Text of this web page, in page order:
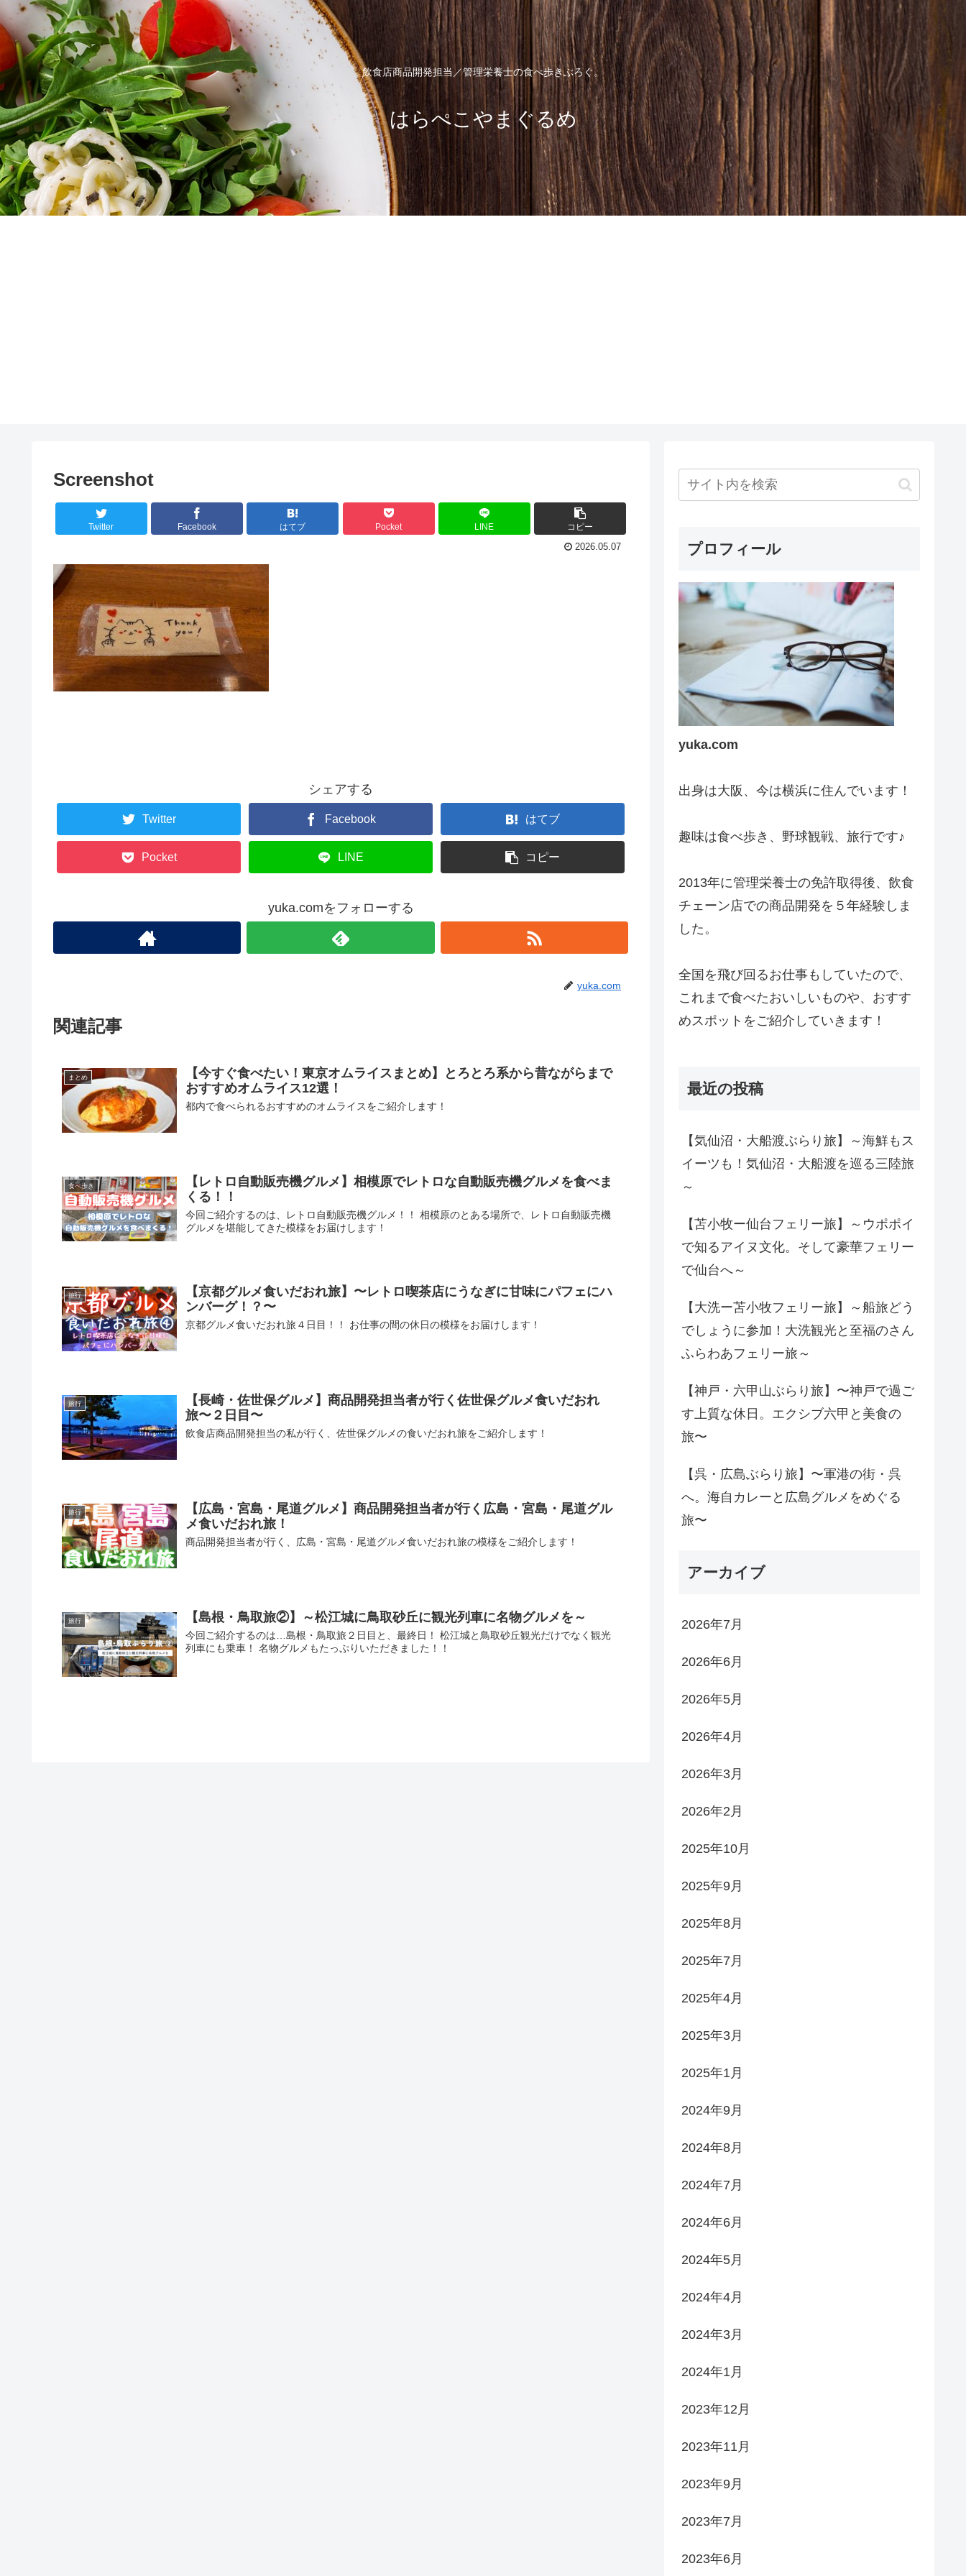
飲食店商品開発担当／管理栄養士の食べ歩きぶろぐ。
はらぺこやまぐるめ
Screenshot
Twitter Facebook はてブ Pocket LINE コピー
2026.05.07
シェアする
Twitter Facebook はてブ
Pocket LINE コピー
yuka.comをフォローする
yuka.com
関連記事
まとめ
【今すぐ食べたい！東京オムライスまとめ】とろとろ系から昔ながらまで
おすすめオムライス12選！
都内で食べられるおすすめのオムライスをご紹介します！
食べ歩き
【レトロ自動販売機グルメ】相模原でレトロな自動販売機グルメを食べま
くる！！
今回ご紹介するのは、レトロ自動販売機グルメ！！ 相模原のとある場所で、レトロ自動販売機
グルメを堪能してきた模様をお届けします！
旅行
【京都グルメ食いだおれ旅】〜レトロ喫茶店にうなぎに甘味にパフェにハ
ンバーグ！？〜
京都グルメ食いだおれ旅４日目！！ お仕事の間の休日の模様をお届けします！
旅行
【長崎・佐世保グルメ】商品開発担当者が行く佐世保グルメ食いだおれ
旅〜２日目〜
飲食店商品開発担当の私が行く、佐世保グルメの食いだおれ旅をご紹介します！
旅行
【広島・宮島・尾道グルメ】商品開発担当者が行く広島・宮島・尾道グル
メ食いだおれ旅！
商品開発担当者が行く、広島・宮島・尾道グルメ食いだおれ旅の模様をご紹介します！
旅行 【島根・鳥取旅②】～松江城に鳥取砂丘に観光列車に名物グルメを～
今回ご紹介するのは…島根・鳥取旅２日目と、最終日！ 松江城と鳥取砂丘観光だけでなく観光
列車にも乗車！ 名物グルメもたっぷりいただきました！！
プロフィール
yuka.com
出身は大阪、今は横浜に住んでいます！
趣味は食べ歩き、野球観戦、旅行です♪
2013年に管理栄養士の免許取得後、飲食
チェーン店での商品開発を５年経験しま
した。
全国を飛び回るお仕事もしていたので、
これまで食べたおいしいものや、おすす
めスポットをご紹介していきます！
最近の投稿
【気仙沼・大船渡ぶらり旅】～海鮮もス
イーツも！気仙沼・大船渡を巡る三陸旅
～
【苫小牧ー仙台フェリー旅】～ウポポイ
で知るアイヌ文化。そして豪華フェリー
で仙台へ～
【大洗ー苫小牧フェリー旅】～船旅どう
でしょうに参加！大洗観光と至福のさん
ふらわあフェリー旅～
【神戸・六甲山ぶらり旅】〜神戸で過ご
す上質な休日。エクシブ六甲と美食の
旅〜
【呉・広島ぶらり旅】〜軍港の街・呉
へ。海自カレーと広島グルメをめぐる
旅〜
アーカイブ
2026年7月
2026年6月
2026年5月
2026年4月
2026年3月
2026年2月
2025年10月
2025年9月
2025年8月
2025年7月
2025年4月
2025年3月
2025年1月
2024年9月
2024年8月
2024年7月
2024年6月
2024年5月
2024年4月
2024年3月
2024年1月
2023年12月
2023年11月
2023年9月
2023年7月
2023年6月